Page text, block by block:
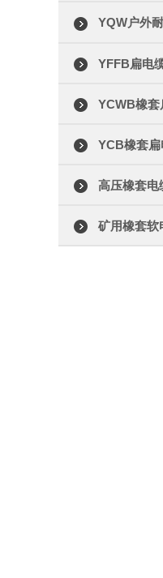
YQW户外
YFFB扁电
YCWB橡套
YCB橡套扁
高压橡套电
矿用橡套软